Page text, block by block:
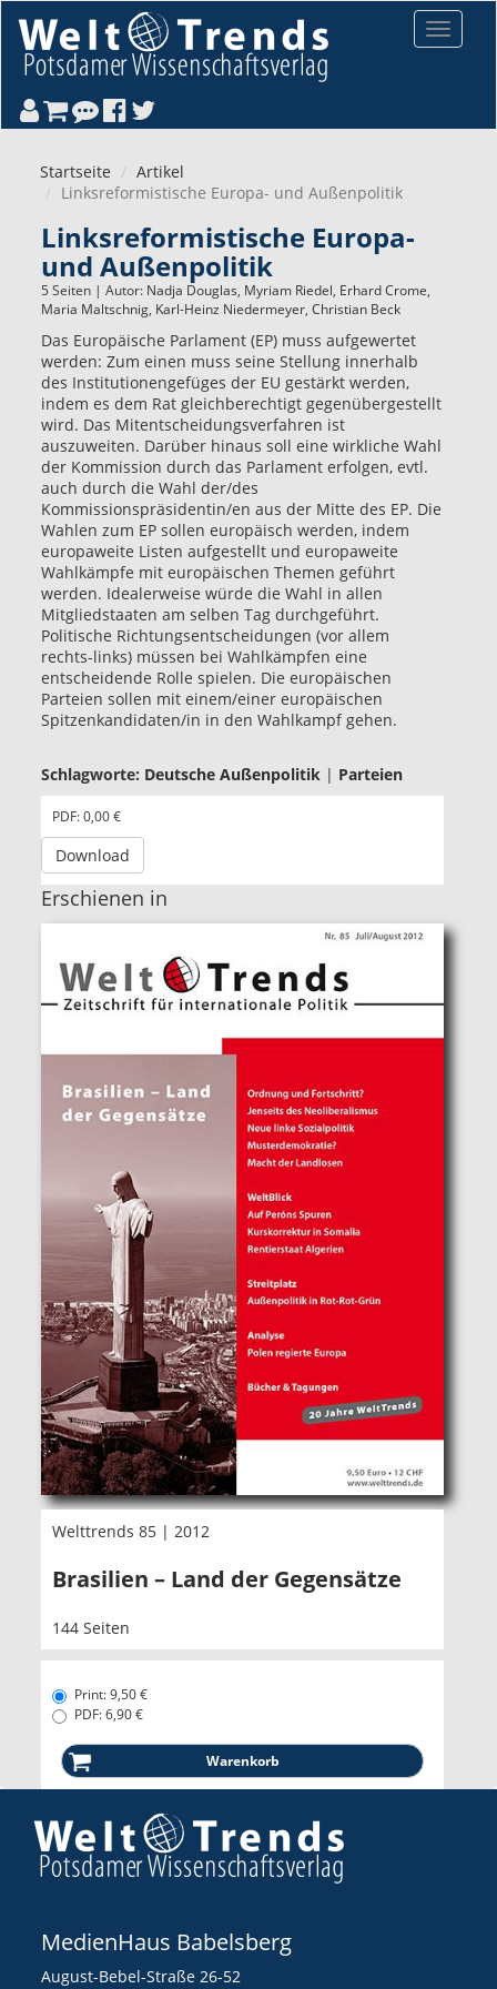
Toggle
Startseite
Artikel
Linksreformistische Europa- und Außenpolitik
Linksreformistische Europa-
und Außenpolitik
5 Seiten | Autor: Nadja Douglas, Myriam Riedel, Erhard Crome,
Maria Maltschnig, Karl-Heinz Niedermeyer, Christian Beck
Das Europäische Parlament (EP) muss aufgewertet
werden: Zum einen muss seine Stellung innerhalb
des Institutionengefüges der EU gestärkt werden,
indem es dem Rat gleichberechtigt gegenübergestellt
wird. Das Mitentscheidungsverfahren ist
auszuweiten. Darüber hinaus soll eine wirkliche Wahl
der Kommission durch das Parlament erfolgen, evtl.
auch durch die Wahl der/des
Kommissionspräsidentin/en aus der Mitte des EP. Die
Wahlen zum EP sollen europäisch werden, indem
europaweite Listen aufgestellt und europaweite
Wahlkämpfe mit europäischen Themen geführt
werden. Idealerweise würde die Wahl in allen
Mitgliedstaaten am selben Tag durchgeführt.
Politische Richtungsentscheidungen (vor allem
rechts-links) müssen bei Wahlkämpfen eine
entscheidende Rolle spielen. Die europäischen
Parteien sollen mit einem/einer europäischen
Spitzenkandidaten/in in den Wahlkampf gehen.
Schlagworte: Deutsche Außenpolitik | Parteien
PDF: 0,00 €
Download
Erschienen in
Welttrends 85 | 2012
Brasilien – Land der Gegensätze
144 Seiten
Print: 9,50 €
PDF: 6,90 €
MedienHaus Babelsberg
August-Bebel-Straße 26-52